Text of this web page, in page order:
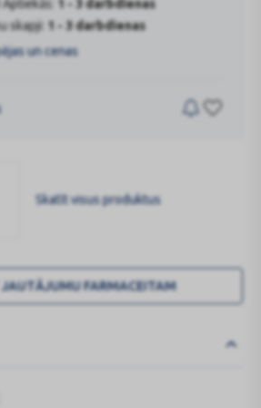
1 - 3 darbdienas
skapji: 1 - 3 darbdienas
un cenas
Skatīt visus produktus
FARMACEITAM